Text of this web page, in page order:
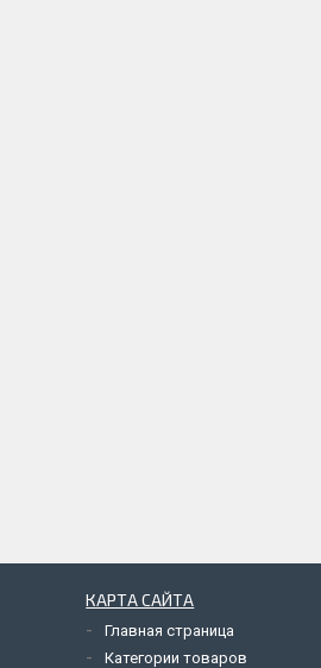
КАРТА САЙТА
Главная страница
Категории товаров